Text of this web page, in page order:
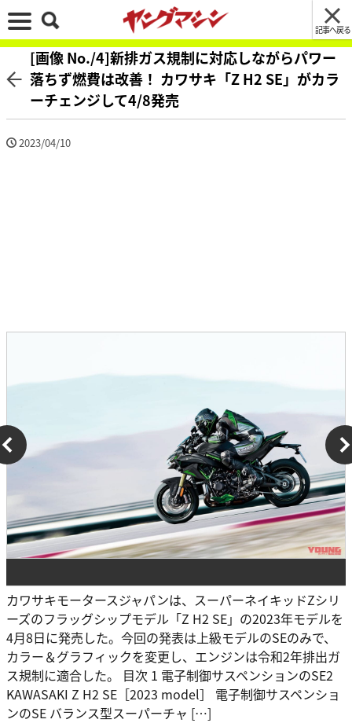
記事へ戻る
[画像 No./4]新排ガス規制に対応しながらパワー
落ちず燃費は改善！ カワサキ「Z H2 SE」がカラ
ーチェンジして4/8発売
2023/04/10
カワサキモータースジャパンは、スーパーネイキッドZシリ
ーズのフラッグシップモデル「Z H2 SE」の2023年モデルを
4月8日に発売した。今回の発表は上級モデルのSEのみで、
カラー＆グラフィックを変更し、エンジンは令和2年排出ガ
ス規制に適合した。 目次 1 電子制御サスペンションのSE2
KAWASAKI Z H2 SE［2023 model］ 電子制御サスペンショ
ンのSE バランス型スーパーチャ […]